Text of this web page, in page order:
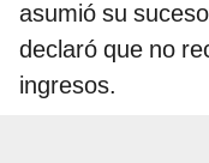
asumió su
declaró que no
ingresos.